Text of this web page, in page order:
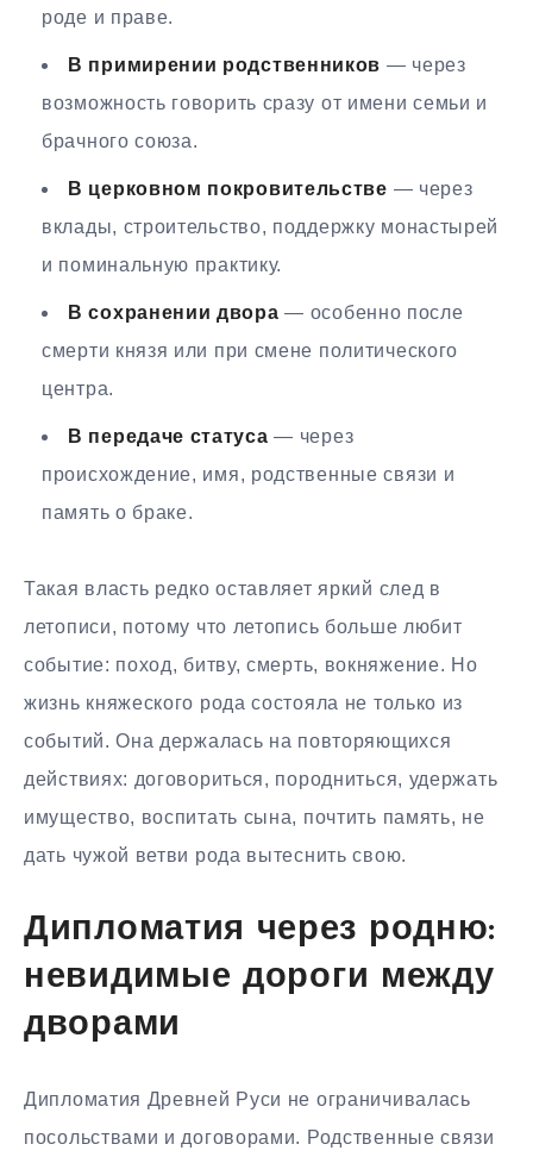
роде и праве.
В примирении родственников — через
возможность говорить сразу от имени семьи и
брачного союза.
В церковном покровительстве — через
вклады, строительство, поддержку монастырей
и поминальную практику.
В сохранении двора — особенно после
смерти князя или при смене политического
центра.
В передаче статуса — через
происхождение, имя, родственные связи и
память о браке.
Такая власть редко оставляет яркий след в
летописи, потому что летопись больше любит
событие: поход, битву, смерть, вокняжение. Но
жизнь княжеского рода состояла не только из
событий. Она держалась на повторяющихся
действиях: договориться, породниться, удержать
имущество, воспитать сына, почтить память, не
дать чужой ветви рода вытеснить свою.
Дипломатия через родню:
невидимые дороги между
дворами
Дипломатия Древней Руси не ограничивалась
посольствами и договорами. Родственные связи